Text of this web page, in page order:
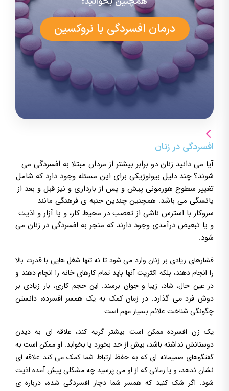
درمان افسردگی با نروکسین
افسردگی در زنان
آیا می دانید زنان دو برابر بیشتر از مردان مبتلا به افسردگی می
شوند؟ چند دلیل بیولوژیکی برای این مسئله وجود دارد که شامل
تغییر سطوح هورمونی پیش و پس از بارداری و نیز قبل و بعد از
یائسگی می باشد. همچنین چندین جنبه ی فرهنگی مانند
سروکار با استرس ناشی از تعصب در محیط کار، و یا آزار و اذیت
و یا تبعیض درآمدی وجود دارند که منجر به افسردگی در زنان می
شود.
فشارهای زیادی بر زنان وارد می شود تا نه تنها شغل هایی با قدرت بالا
را انجام دهند، بلکه اکثریت آنها باید تمام کارهای خانه را انجام دهند و
در عین حال، شاد، زیبا و جوان برسند. این حجم کاری، بار زیادی بر
دوش فرد می گذارد. در زمان کمک به یک همسر افسرده، دانستن
چگونگی شناخت علائم بسیار مهم است.
یک زن افسرده ممکن است بیشتر گریه کند، علاقه ای به دیدن
دوستانش نداشته باشد، بیش از حد بخورد یا بخوابد. او ممکن است به
گفتگوهای صمیمانه ای که به حفظ ارتباط شما کمک می کند علاقه ای
نشان ندهد، و یا زمانی که از او می پرسید چه مشکلی پیش آمده اذیت
شود. اگر شک کنید که همسر شما دچار افسردگی شده، درباره ی